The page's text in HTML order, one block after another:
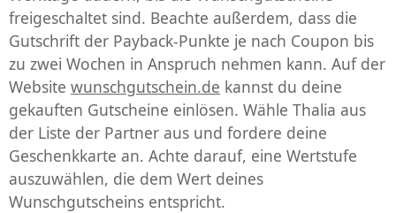
freigeschaltet sind. Beachte außerdem, dass die
Gutschrift der Payback-Punkte je nach Coupon bis
zu zwei Wochen in Anspruch nehmen kann. Auf der
Website wunschgutschein.de kannst du deine
gekauften Gutscheine einlösen. Wähle Thalia aus
der Liste der Partner aus und fordere deine
Geschenkkarte an. Achte darauf, eine Wertstufe
auszuwählen, die dem Wert deines
Wunschgutscheins entspricht.